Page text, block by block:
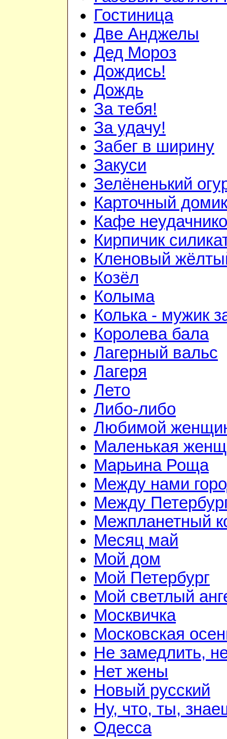
Гостиница
Две Анджелы
Дед Мороз
Дождись!
Дождь
За тебя!
За удачу!
Забег в ширину
Закуси
Зелёненький
Карточный домик
Кафе
Кирпичик
Кленовый
Козёл
Колыма
Колька - мужик
Королева бала
Лагерный вальс
Лагеря
Лето
Либо-либо
Любимой
Маленькая
Марьина Роща
Между нами
Между
Межпланетный
Месяц май
Мой дом
Мой Петербург
Мой светлый
Москвичка
Московская
Не замедлить,
Нет жены
Новый русский
Ну, что, ты,
Одесса